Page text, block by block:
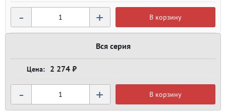
- + В корзину
Вся серия
2 274 ₽
- + В корзину